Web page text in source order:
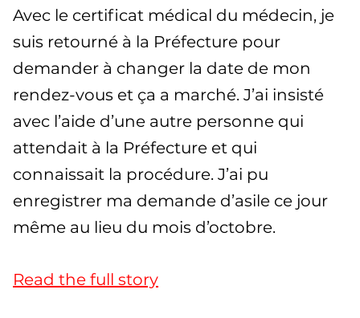
Avec le certificat médical du médecin, je
suis retourné à la Préfecture pour
demander à changer la date de mon
rendez-vous et ça a marché. J’ai insisté
avec l’aide d’une autre personne qui
attendait à la Préfecture et qui
connaissait la procédure. J’ai pu
enregistrer ma demande d’asile ce jour
même au lieu du mois d’octobre.
Read the full story